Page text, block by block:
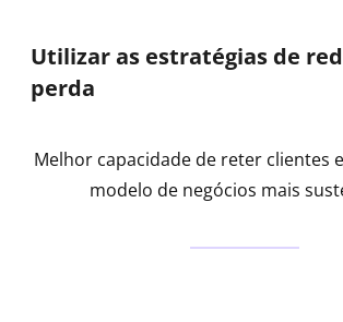
Utilizar as estratégias de
perda
Melhor capacidade de reter clientes
modelo de negócios mais